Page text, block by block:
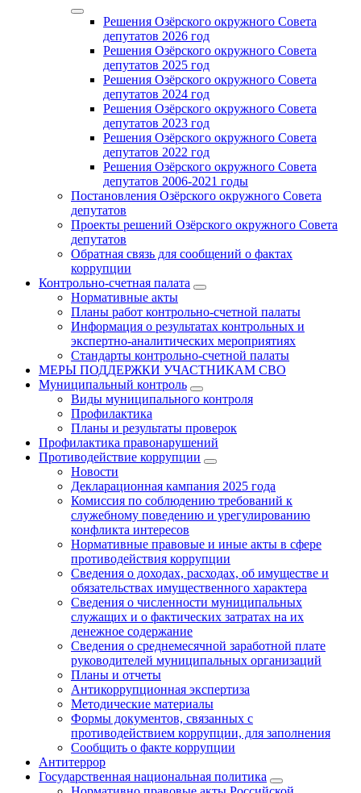
Решения Озёрского окружного Совета
депутатов 2026 год
Решения Озёрского окружного Совета
депутатов 2025 год
Решения Озёрского окружного Совета
депутатов 2024 год
Решения Озёрского окружного Совета
депутатов 2023 год
Решения Озёрского окружного Совета
депутатов 2022 год
Решения Озёрского окружного Совета
депутатов 2006-2021 годы
Постановления Озёрского окружного Совета
депутатов
Проекты решений Озёрского окружного Совета
депутатов
Обратная связь для сообщений о фактах
коррупции
Контрольно-счетная палата
Нормативные акты
Планы работ контрольно-счетной палаты
Информация о результатах контрольных и
экспертно-аналитических мероприятиях
Стандарты контрольно-счетной палаты
МЕРЫ ПОДДЕРЖКИ УЧАСТНИКАМ СВО
Муниципальный контроль
Виды муниципального контроля
Профилактика
Планы и результаты проверок
Профилактика правонарушений
Противодействие коррупции
Новости
Декларационная кампания 2025 года
Комиссия по соблюдению требований к
служебному поведению и урегулированию
конфликта интересов
Нормативные правовые и иные акты в сфере
противодействия коррупции
Сведения о доходах, расходах, об имуществе и
обязательствах имущественного характера
Сведения о численности муниципальных
служащих и о фактических затратах на их
денежное содержание
Сведения о среднемесячной заработной плате
руководителей муниципальных организаций
Планы и отчеты
Антикоррупционная экспертиза
Методические материалы
Формы документов, связанных с
противодействием коррупции, для заполнения
Сообщить о факте коррупции
Антитеррор
Государственная национальная политика